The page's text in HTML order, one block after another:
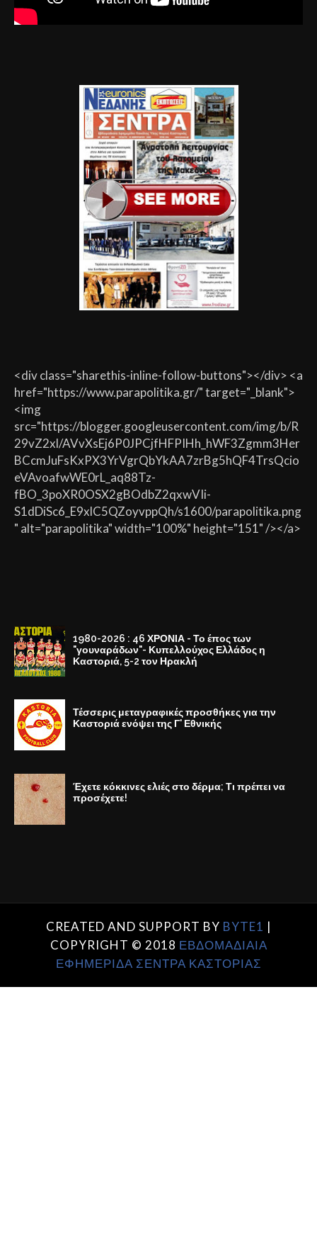
<div class="sharethis-inline-follow-buttons"></div> <a
href="https://www.parapolitika.gr/" target="_blank">
<img
src="https://blogger.googleusercontent.com/img/b/R
29vZ2xl/AVvXsEj6P0JPCjfHFPIHh_hWF3Zgmm3Her
BCcmJuFsKxPX3YrVgrQbYkAA7zrBg5hQF4TrsQcio
eVAvoafwWE0rL_aq88Tz-
fBO_3poXR0OSX2gBOdbZ2qxwVIi-
S1dDiSc6_E9xlC5QZoyvppQh/s1600/parapolitika.png
" alt="parapolitika" width="100%" height="151" /></a>
1980-2026 : 46 ΧΡΟΝΙΑ - Το έπος των
"γουναράδων"- Κυπελλούχος Ελλάδος η
Καστοριά, 5-2 τον Ηρακλή
Τέσσερις μεταγραφικές προσθήκες για την
Καστοριά ενόψει της Γ' Εθνικής
Έχετε κόκκινες ελιές στο δέρμα; Τι πρέπει να
προσέχετε!
CREATED AND SUPPORT BY BYTE1 |
COPYRIGHT © 2018 ΕΒΔΟΜΑΔΙΑΙΑ
ΕΦΗΜΕΡΙΔΑ ΣΕΝΤΡΑ ΚΑΣΤΟΡΙΑΣ